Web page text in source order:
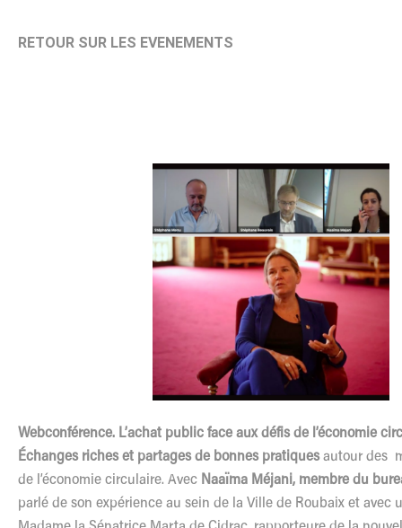
RETOUR SUR LES EVENEMENTS
Webconférence. L’achat public face aux défis de l’économie
Échanges riches et partages de bonnes pratiques autour des
de l’économie circulaire. Avec Naaïma Méjani, membre du
parlé de son expérience au sein de la Ville de Roubaix et avec